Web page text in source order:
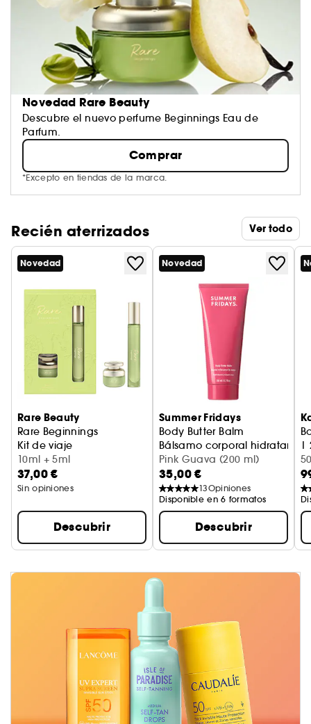
Novedad Rare Beauty
Descubre el nuevo perfume Beginnings Eau de
Parfum.
Comprar
*Excepto en tiendas de la marca.
Recién aterrizados Ver todo
Novedad
Rare Beauty
Rare Beginnings
Kit de viaje
10ml + 5ml
37,00 €
Sin opiniones
Descubrir
Novedad
Summer Fridays
Body Butter Balm
Bálsamo corporal hidratante
Pink Guava (200 ml)
35,00 €
13Opiniones
Disponible en 6 formatos
Descubrir
|